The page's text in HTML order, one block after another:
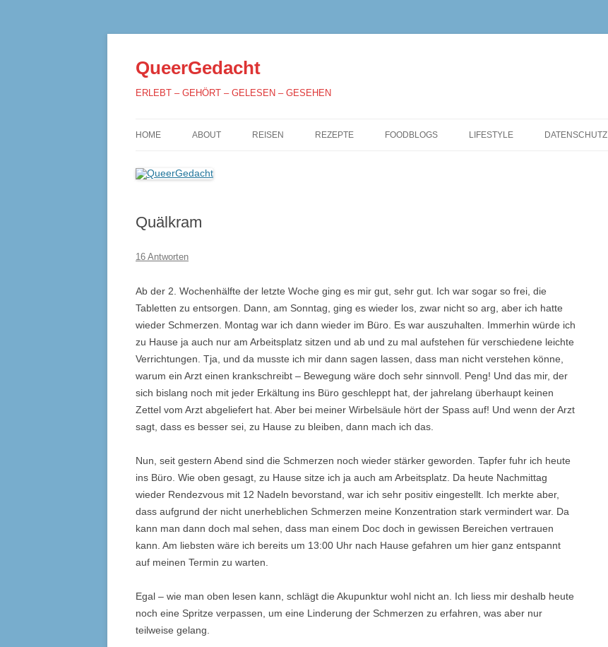
QueerGedacht
ERLEBT – GEHÖRT – GELESEN – GESEHEN
zum
HOME ABOUT REISEN REZEPTE FOODBLOGS LIFESTYLE DATENSCHUTZ
Quälkram
16 Antworten
Ab der 2. Wochenhälfte der letzte Woche ging es mir gut, sehr gut. Ich war sogar so frei, die
Tabletten zu entsorgen. Dann, am Sonntag, ging es wieder los, zwar nicht so arg, aber ich hatte
wieder Schmerzen. Montag war ich dann wieder im Büro. Es war auszuhalten. Immerhin würde ich
zu Hause ja auch nur am Arbeitsplatz sitzen und ab und zu mal aufstehen für verschiedene leichte
Verrichtungen. Tja, und da musste ich mir dann sagen lassen, dass man nicht verstehen könne,
warum ein Arzt einen krankschreibt – Bewegung wäre doch sehr sinnvoll. Peng! Und das mir, der
sich bislang noch mit jeder Erkältung ins Büro geschleppt hat, der jahrelang überhaupt keinen
Zettel vom Arzt abgeliefert hat. Aber bei meiner Wirbelsäule hört der Spass auf! Und wenn der Arzt
sagt, dass es besser sei, zu Hause zu bleiben, dann mach ich das.
Nun, seit gestern Abend sind die Schmerzen noch wieder stärker geworden. Tapfer fuhr ich heute
ins Büro. Wie oben gesagt, zu Hause sitze ich ja auch am Arbeitsplatz. Da heute Nachmittag
wieder Rendezvous mit 12 Nadeln bevorstand, war ich sehr positiv eingestellt. Ich merkte aber,
dass aufgrund der nicht unerheblichen Schmerzen meine Konzentration stark vermindert war. Da
kann man dann doch mal sehen, dass man einem Doc doch in gewissen Bereichen vertrauen
kann. Am liebsten wäre ich bereits um 13:00 Uhr nach Hause gefahren um hier ganz entspannt
auf meinen Termin zu warten.
Egal – wie man oben lesen kann, schlägt die Akupunktur wohl nicht an. Ich liess mir deshalb heute
noch eine Spritze verpassen, um eine Linderung der Schmerzen zu erfahren, was aber nur
teilweise gelang.